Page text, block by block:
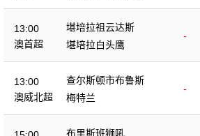
13:00
澳首超
堪培拉祖云达斯
-
堪培拉白头鹰
13:00
澳威北超
查尔斯顿市布鲁斯
-
梅特兰
布里斯班狮吼